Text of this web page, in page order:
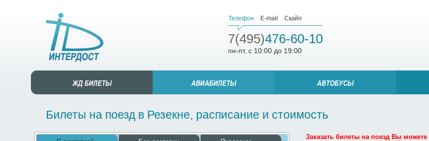
Телефон E-mail Скайп
7(495)476-60-10
пн-пт, с 10:00 до 19:00
Билеты на поезд в Резекне, расписание и стоимость
Заказать билеты на поезд Вы можете